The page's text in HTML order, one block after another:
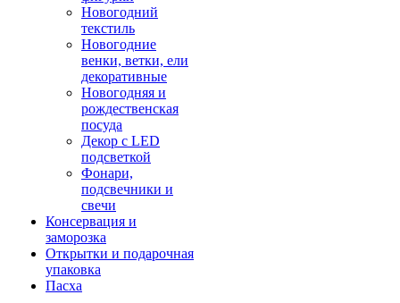
Новогодний
текстиль
Новогодние
венки, ветки, ели
декоративные
Новогодняя и
рождественская
посуда
Декор с LED
подсветкой
Фонари,
подсвечники и
свечи
Консервация и
заморозка
Открытки и подарочная
упаковка
Пасха